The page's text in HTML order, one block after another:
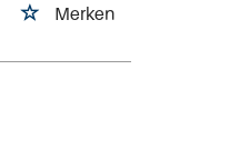
Merken